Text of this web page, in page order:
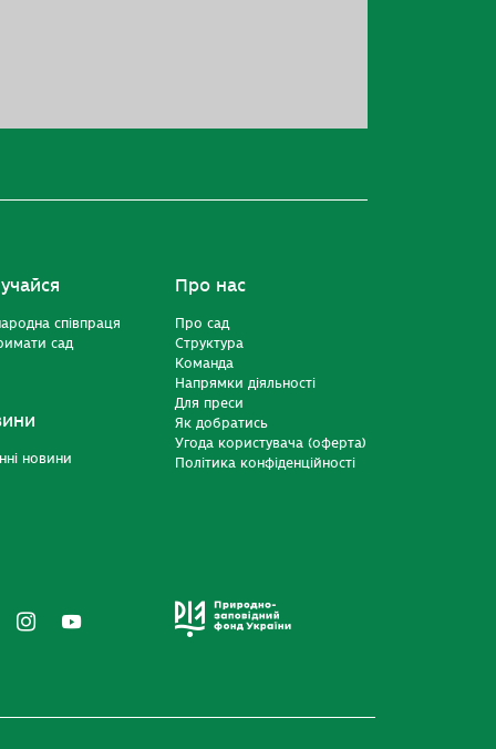
співпраця
сад
новини
Про нас
Про сад
Структура
Команда
Напрямки діяльності
Для преси
Як добратись
Угода користувача (оферта)
Політика конфіденційності